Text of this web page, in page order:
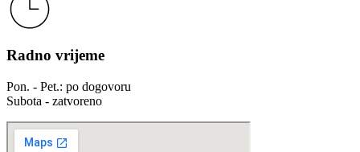
Radno vrijeme
Pon. - Pet.: po dogovoru
Subota - zatvoreno